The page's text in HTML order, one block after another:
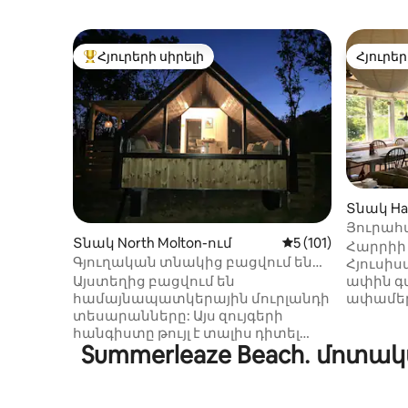
Հյուրերի սիրելի լավագույն տները
Հյուրերի սիրելի
Տնակ North Molton-ում Միջին
5 (101)
Գյուղական տնակից բացվում են
ցնցող տեսարաններ
Այստեղից բացվում են
համայնապատկերային մուրլանդի
տեսարանները: Այս զույգերի
հանգիստը թույլ է տալիս դիտել
տեսարանները ։ Հանգստացեք
հարմարավետ բազմոցների վրա,
Տնակ
Հարրիի
ափին
տարածք
Summerleaze Beach․